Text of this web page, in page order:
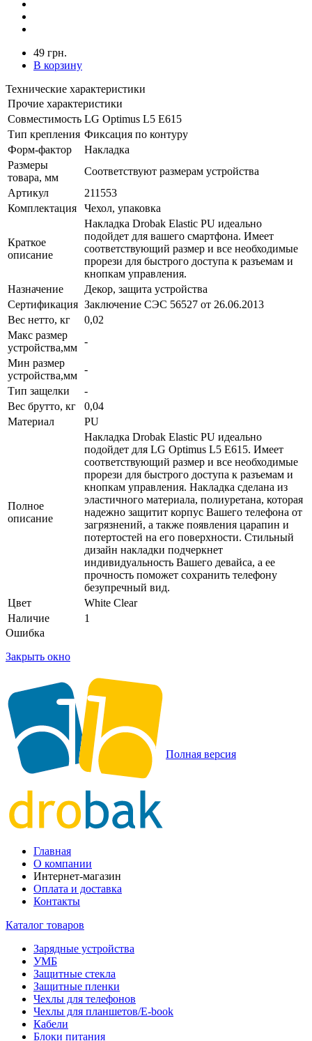
49 грн.
В корзину
Технические характеристики
Прочие характеристики
Совместимость LG Optimus L5 E615
Тип крепления Фиксация по контуру
Форм-фактор
Накладка
Размеры
товара, мм
Соответствуют размерам устройства
Артикул
211553
Комплектация
Чехол, упаковка
Краткое
описание
Накладка Drobak Elastic PU идеально
подойдет для вашего смартфона. Имеет
соответствующий размер и все необходимые
прорези для быстрого доступа к разъемам и
кнопкам управления.
Назначение
Декор, защита устройства
Сертификация Заключение СЭС 56527 от 26.06.2013
Вес нетто, кг
0,02
Макс размер
устройства,мм
-
Мин размер
устройства,мм
-
Тип защелки
-
Вес брутто, кг
0,04
Материал
PU
Полное
описание
Накладка Drobak Elastic PU идеально
подойдет для LG Optimus L5 E615. Имеет
соответствующий размер и все необходимые
прорези для быстрого доступа к разъемам и
кнопкам управления. Накладка сделана из
эластичного материала, полиуретана, которая
надежно защитит корпус Вашего телефона от
загрязнений, а также появления царапин и
потертостей на его поверхности. Стильный
дизайн накладки подчеркнет
индивидуальность Вашего девайса, а ее
прочность поможет сохранить телефону
безупречный вид.
Цвет
White Clear
Наличие
1
Ошибка
Закрыть окно
Полная версия
Главная
О компании
Интернет-магазин
Оплата и доставка
Контакты
Каталог товаров
Зарядные устройства
УМБ
Защитные стекла
Защитные пленки
Чехлы для телефонов
Чехлы для планшетов/E-book
Кабели
Блоки питания